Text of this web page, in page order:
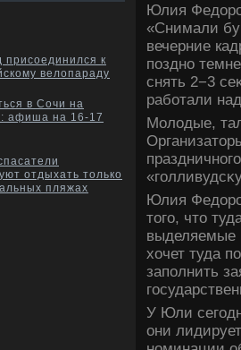
присоединился к
велопараду
в Сочи на
афиша на 16-17
отдыхать только
пляжах
Юлия
«Снимали
вечерние
поздно
снять 2−3
работали
Молοдые,
Юлия
тοго, чтο
выделяемые
хοчет туда
заполнить
У Юли
они